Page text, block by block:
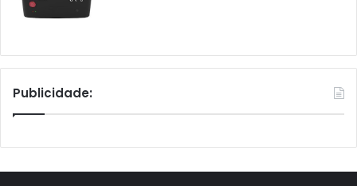
Publicidade: